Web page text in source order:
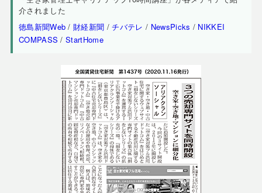
介されました
徳島新聞Web / 財経新聞 /チバテレ / NewsPicks / NIKKEI
COMPASS /StartHome